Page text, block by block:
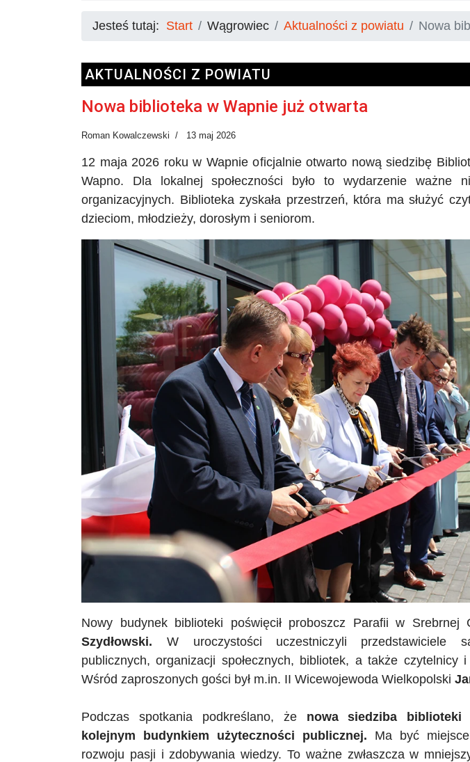
Jesteś tutaj: Start Wągrowiec Aktualności z powiatu Nowa
AKTUALNOŚCI Z POWIATU
Nowa biblioteka w Wapnie już otwarta
Roman Kowalczewski 13 maj 2026
12 maja 2026 roku w Wapnie oficjalnie otwarto nową siedzibę
Wapno. Dla lokalnej społeczności było to wydarzenie ważne
organizacyjnych. Biblioteka zyskała przestrzeń, która ma służyć
dzieciom, młodzieży, dorosłym i seniorom.
Nowy budynek biblioteki poświęcił proboszcz Parafii w Srebrnej
Szydłowski. W uroczystości uczestniczyli przedstawiciele
publicznych, organizacji społecznych, bibliotek, a także czytelnicy
Wśród zaproszonych gości był m.in. II Wicewojewoda Wielkopolski
Podczas spotkania podkreślano, że nowa siedziba biblioteki
kolejnym budynkiem użyteczności publicznej. Ma być
rozwoju pasji i zdobywania wiedzy. To ważne zwłaszcza w